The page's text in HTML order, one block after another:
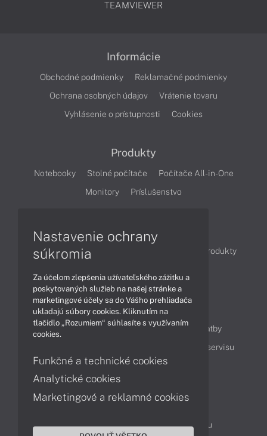
TEAMVIEWER
Informácie
Obchodné podmienky
Reklamačné podmienky
Ochrana osobných údajov
Vrátenie tovaru
Vyhlásenie o prístupnosti
Cookies
Produkty
Notebooky Stolné počítače
Počítače All-in-One
Monitory
Príslušenstvo
Články
Obchodné informácie
Produkty
Obsah
Ako nakupovať
Možnosti doručenia a platby
Cenník servisu
Kontakty
Servisné oddelenie
Reklamácia tovaru
Nastavenie ochrany
súkromia
Za účelom zlepšenia užívateľského zážitku a
poskytovaných služieb na našej stránke a
marketingové účely sa do Vášho prehliadača
ukladajú súbory cookies. Kliknutím na
tlačidlo „Rozumiem“ súhlasíte s využívaním
cookies.
Funkčné a technické cookies
Analytické cookies
Marketingové a reklamné cookies